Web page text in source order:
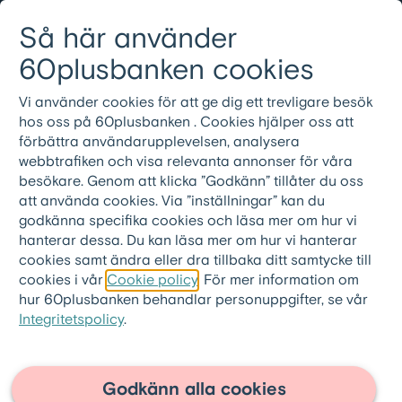
Så här använder
60plusbanken cookies
Vi använder cookies för att ge dig ett trevligare besök
hos oss på 60plusbanken . Cookies hjälper oss att
förbättra användarupplevelsen, analysera
webbtrafiken och visa relevanta annonser för våra
besökare. Genom att klicka ”Godkänn” tillåter du oss
att använda cookies. Via ”inställningar” kan du
godkänna specifika cookies och läsa mer om hur vi
hanterar dessa. Du kan läsa mer om hur vi hanterar
cookies samt ändra eller dra tillbaka ditt samtycke till
cookies i vår Cookie policy . För mer information om
hur 60plusbanken behandlar personuppgifter, se vår
Integritetspolicy.
Godkänn alla cookies
Meny
08-501 01 200
Vanliga frågor och
svar
60plusbanken.se > Frågor och svar >
Om 60pluslånet
Vad innebär 100%
äganderätt?